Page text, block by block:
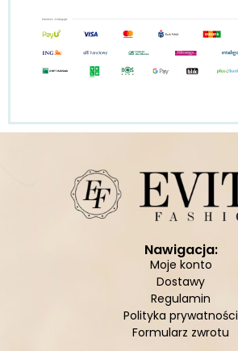
Nawigacja:
Moje konto
Dostawy
Regulamin
Polityka prywatności
Formularz zwrotu